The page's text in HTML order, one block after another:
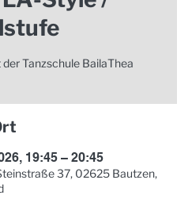
Tanzschule BailaThea
19:45 – 20:45
37, 02625 Bautzen,